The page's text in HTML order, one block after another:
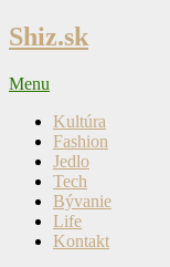
Skip
to
Shiz.sk
Menu
Kultúra
Fashion
Jedlo
Tech
Bývanie
Life
Kontakt